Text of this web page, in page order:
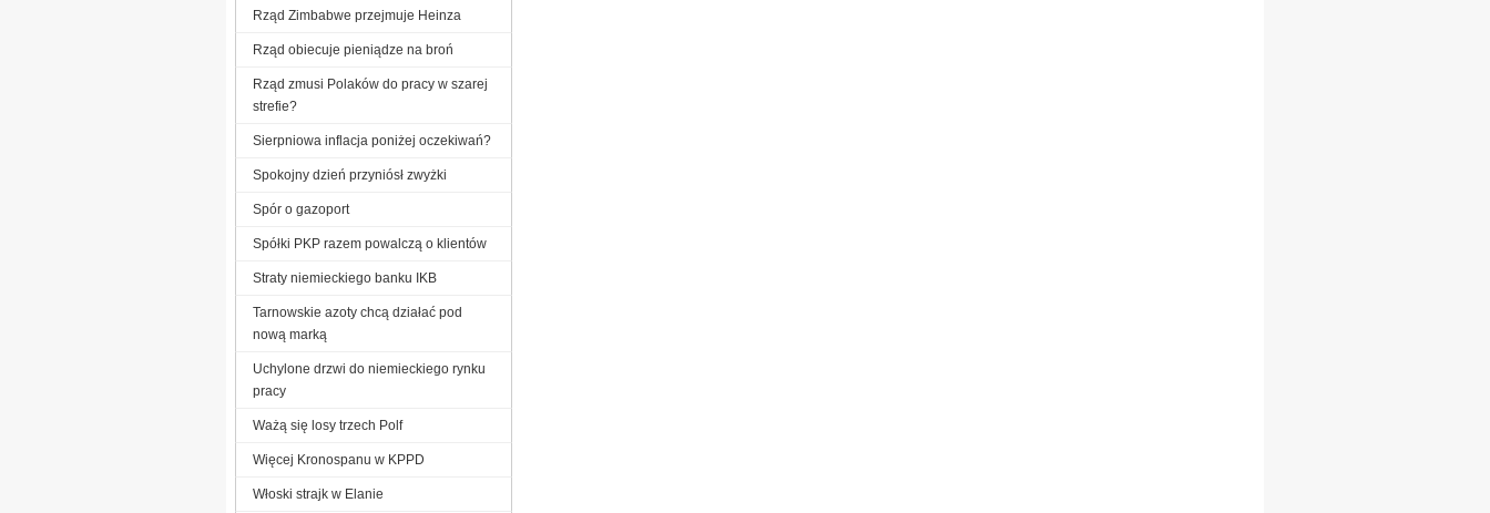
Rząd Zimbabwe przejmuje Heinza
Rząd obiecuje pieniądze na broń
Rząd zmusi Polaków do pracy w szarej
strefie?
Sierpniowa inflacja poniżej oczekiwań?
Spokojny dzień przyniósł zwyżki
Spór o gazoport
Spółki PKP razem powalczą o klientów
Straty niemieckiego banku IKB
Tarnowskie azoty chcą działać pod
nową marką
Uchylone drzwi do niemieckiego rynku
pracy
Ważą się losy trzech Polf
Więcej Kronospanu w KPPD
Włoski strajk w Elanie